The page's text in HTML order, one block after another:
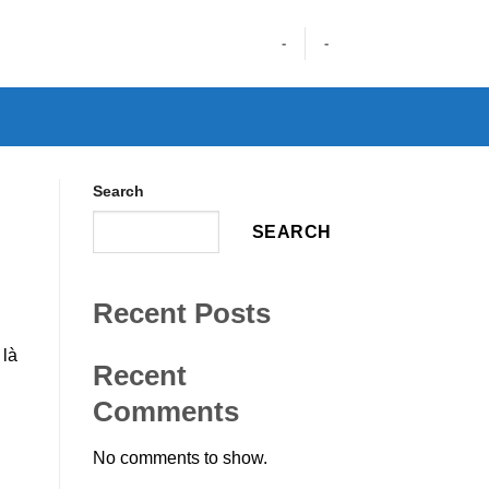
- -
Search
SEARCH
Recent Posts
Recent
Comments
No comments to show.